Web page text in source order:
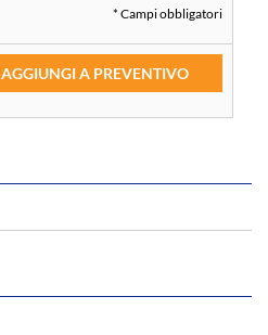
* Campi obbligatori
AGGIUNGI A PREVENTIVO